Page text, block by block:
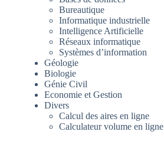
Bureautique
Informatique industrielle
Intelligence Artificielle
Réseaux informatique
Systèmes d’information
Géologie
Biologie
Génie Civil
Economie et Gestion
Divers
Calcul des aires en ligne
Calculateur volume en ligne